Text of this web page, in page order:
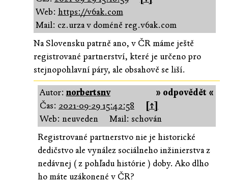
Web: https://v6ak.com
Mail: cz.urza v doméně reg.v6ak.com
Na Slovensku patrně ano, v ČR máme ještě
registrované partnerství, které je určeno pro
stejnopohlavní páry, ale obsahově se liší.
» odpovědět «
Autor:norbertsnv
Čas: 2021-09-29 15:42:58
[↑]
Web: neuveden
Mail: schován
Registrované partnerstvo nie je historické
dedičstvo ale vynález sociálneho inžinierstva z
nedávnej ( z pohľadu histórie ) doby. Ako dlho
ho máte uzákonené v ČR?